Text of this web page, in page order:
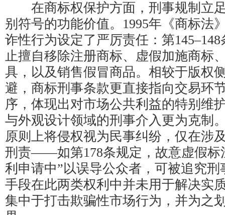
在商标权保护方面，刑事规制立
别符号的功能价值。1995年《商标法
诈性行为设定了严厉责任：第
止擅自移除注册商标、虚假加施商标
具，以及销售假冒商品。相较于版权
避，商标刑事条款更直接指向交易环
序，体现出对市场公共利益的特别维
与外观设计领域的刑事介入更为克制
原则上将侵权视为民事纠纷，仅在涉
刑责——如第178条规定，故意虚假标
利申请中”以误导公众者，可被追究
手段在此两类权利中并未用于解决实
集中于打击欺骗性市场行为，并为之